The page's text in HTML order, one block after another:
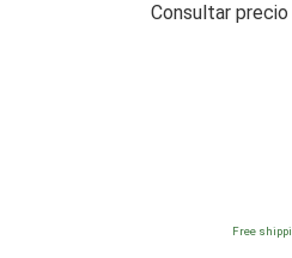
Consultar precio
Free